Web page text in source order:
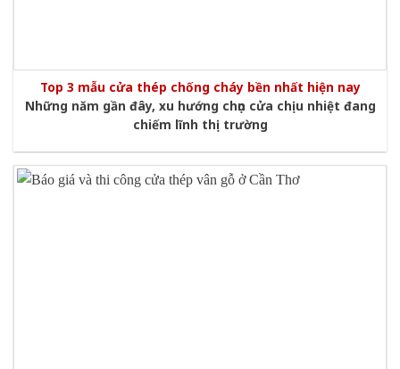
Top 3 mẫu cửa thép chống cháy bền nhất hiện nay
Những năm gần đây, xu hướng chọn cửa chịu nhiệt đang
chiếm lĩnh thị trường